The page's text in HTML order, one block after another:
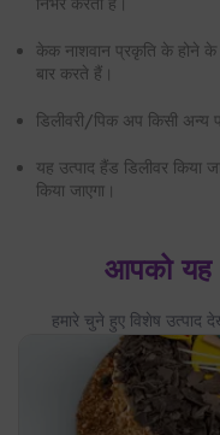
यह उत्पाद हैंड डिलीवर किया
आपको यह
हमारे चुने हुए विशेष उत्पाद